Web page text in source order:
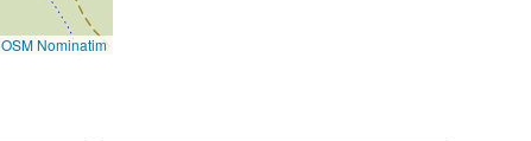
OSM Nominatim